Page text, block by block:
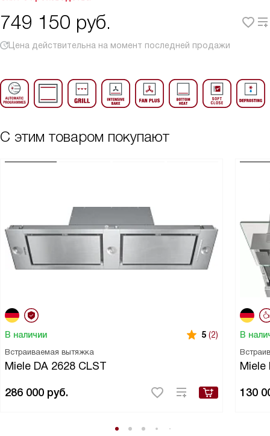
749 150 руб.
Цена действительна на момент последней продажи
С этим товаром покупают
В наличии 5 (2)
Встраиваемая вытяжка
Miele DA 2628 CLST
286 000 руб.
В
Miele
130